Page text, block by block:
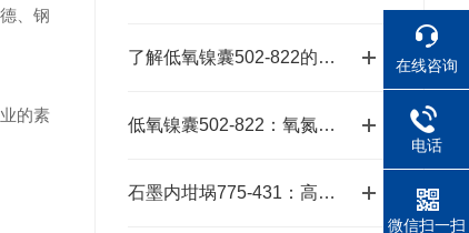
了解低氧镍囊502-822的特性与应用
低氧镍囊502-822：氧氮分析的高效助熔载体
石墨内坩埚775-431：高温熔炼的坚实卫士
、钢
的素
在线咨询
电话
微信扫一扫